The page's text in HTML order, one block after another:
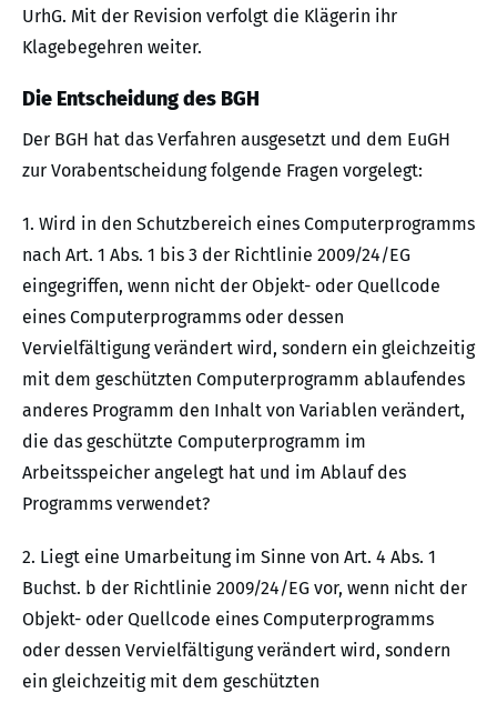
UrhG. Mit der Revision verfolgt die Klägerin ihr
Klagebegehren weiter.
Die Entscheidung des BGH
Der BGH hat das Verfahren ausgesetzt und dem EuGH
zur Vorabentscheidung folgende Fragen vorgelegt:
1. Wird in den Schutzbereich eines Computerprogramms
nach Art. 1 Abs. 1 bis 3 der Richtlinie 2009/24/EG
eingegriffen, wenn nicht der Objekt- oder Quellcode
eines Computerprogramms oder dessen
Vervielfältigung verändert wird, sondern ein gleichzeitig
mit dem geschützten Computerprogramm ablaufendes
anderes Programm den Inhalt von Variablen verändert,
die das geschützte Computerprogramm im
Arbeitsspeicher angelegt hat und im Ablauf des
Programms verwendet?
2. Liegt eine Umarbeitung im Sinne von Art. 4 Abs. 1
Buchst. b der Richtlinie 2009/24/EG vor, wenn nicht der
Objekt- oder Quellcode eines Computerprogramms
oder dessen Vervielfältigung verändert wird, sondern
ein gleichzeitig mit dem geschützten